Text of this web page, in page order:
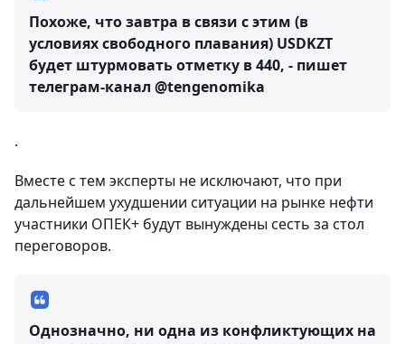
Похоже, что завтра в связи с этим (в
условиях свободного плавания) USDKZT
будет штурмовать отметку в 440, - пишет
телеграм-канал @tengenomika
.
Вместе с тем эксперты не исключают, что при
дальнейшем ухудшении ситуации на рынке нефти
участники ОПЕК+ будут вынуждены сесть за стол
переговоров.
Однозначно, ни одна из конфликтующих на